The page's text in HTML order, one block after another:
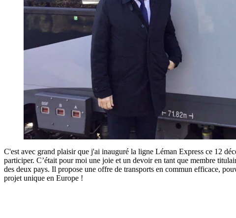
C'est avec grand plaisir que j'ai inauguré la ligne Léman Express ce 12
participer. C’était pour moi une joie et un devoir en tant que membre
des deux pays. Il propose une offre de transports en commun efficace,
projet unique en Europe !